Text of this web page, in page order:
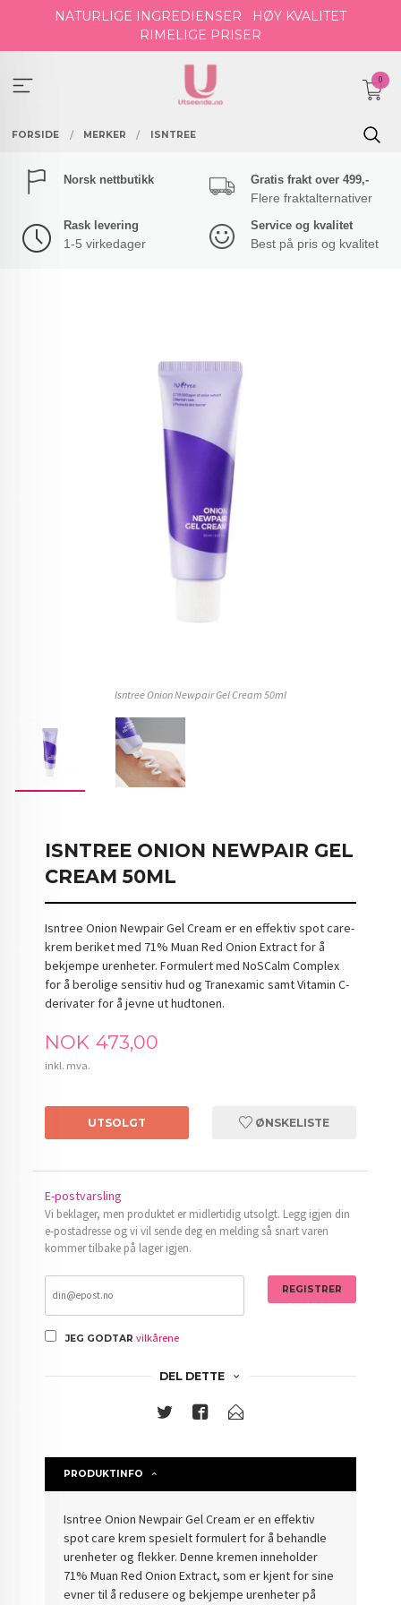
NATURLIGE INGREDIENSER
HØY KVALITET
RIMELIGE PRISER
0
FORSIDE MERKER ISNTREE
Norsk nettbutikk Gratis frakt over 499,-
Flere fraktalternativer
Rask levering
1-5 virkedager
Service og kvalitet
Best på pris og kvalitet
Isntree Onion Newpair Gel Cream 50ml
ISNTREE ONION NEWPAIR GEL
CREAM 50ML
Isntree Onion Newpair Gel Cream er en effektiv spot care-
krem beriket med 71% Muan Red Onion Extract for å
bekjempe urenheter. Formulert med NoSCalm Complex
for å berolige sensitiv hud og Tranexamic samt Vitamin C-
derivater for å jevne ut hudtonen.
Pris
NOK 473,00
inkl. mva.
UTSOLGT ØNSKELISTE
E-postvarsling
Vi beklager, men produktet er midlertidig utsolgt. Legg igjen din
e-postadresse og vi vil sende deg en melding så snart varen
kommer tilbake på lager igjen.
JEG GODTAR vilkårene
REGISTRER
DEL DETTE
PRODUKTINFO
Isntree Onion Newpair Gel Cream er en effektiv
spot care krem spesielt formulert for å behandle
urenheter og flekker. Denne kremen inneholder
71% Muan Red Onion Extract, som er kjent for sine
evner til å redusere og bekjempe urenheter på